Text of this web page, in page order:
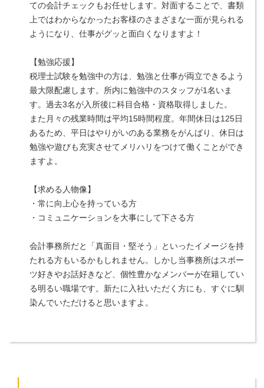
ての会計チェックもお任せします。対面することで、書類
上ではわからなかったお客様のさまざまな一面が見られる
ようになり、仕事がグッと面白くなりますよ！
【勉強応援】
税理士試験を勉強中の方は、勉強と仕事が両立できるよう
最大限配慮します。所内に勉強中のスタッフが1名いま
す。過去3名が入所後に科目合格・資格取得しました。
また月々の残業時間は平均15時間程度。年間休日は125日
あるため、平日はやりがいのある業務をがんばり、休日は
勉強や遊びも充実させてメリハリをつけて働くことができ
ますよ。
【求める人物像】
・常に向上心を持っている方
・コミュニケーションを大事にして下さる方
会計事務所だと「真面目・堅そう」といったイメージを持
たれる方もいるかもしれません。しかし当事務所はスポー
ツ好きやお話好きなど、個性豊かなメンバーが在籍してい
る明るい職場です。新たに入社いただく方にも、すぐに馴
染んでいただけると思いますよ。